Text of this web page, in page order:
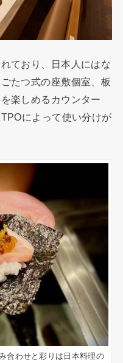
ており、日本人にはな
たつ式の座敷個室、板
楽しめるカウンター
によって使い分けが
合わせと彩りは日本料理の